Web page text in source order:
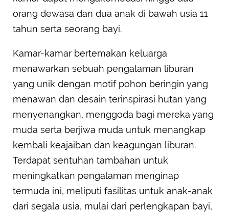
orang dewasa dan dua anak di bawah usia 11
tahun serta seorang bayi.
Kamar-kamar bertemakan keluarga
menawarkan sebuah pengalaman liburan
yang unik dengan motif pohon beringin yang
menawan dan desain terinspirasi hutan yang
menyenangkan, menggoda bagi mereka yang
muda serta berjiwa muda untuk menangkap
kembali keajaiban dan keagungan liburan.
Terdapat sentuhan tambahan untuk
meningkatkan pengalaman menginap
termuda ini, meliputi fasilitas untuk anak-anak
dari segala usia, mulai dari perlengkapan bayi,